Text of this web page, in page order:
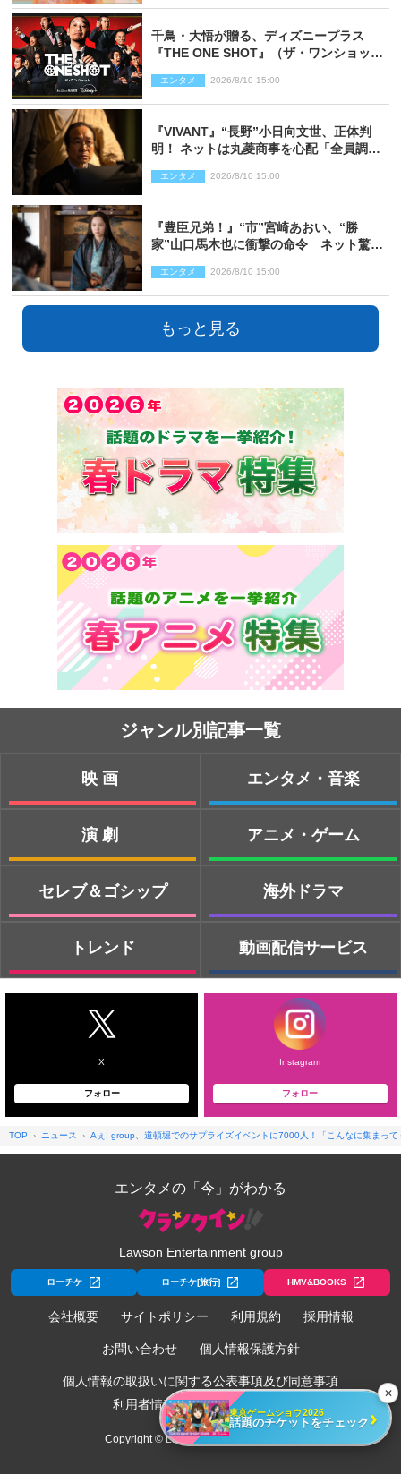
千鳥・大悟が贈る、ディズニープラス
『THE ONE SHOT』（ザ・ワンショッ
を投じる“真の笑い”を見る大会がついに
開幕
エンタメ 2026/8/10 15:00
『VIVANT』“長野”小日向文世、正体判
明！ ネットは丸菱商事を心配「全員調べ
エンタメ 2026/8/10 15:00
『豊臣兄弟！』“市”宮崎あおい、“勝
家”山口馬木也に衝撃の命令 ネット驚き
あり）
エンタメ 2026/8/10 15:00
もっと見る
ジャンル別記事一覧
映画
演劇
セレブ＆ゴシップ
トレンド
エンタメ・音楽
アニメ・ゲーム
海外ドラマ
動画配信サービス
X
フォロー
Instagram
フォロー
TOP ニュース Aぇ! group、道頓堀でのサプライズイベントに7000人！「こんなに集まっ
エンタメの「今」がわかる
Lawson Entertainment group
ローチケ ローチケ[旅行] HMV&BOOKS
会社概要 サイトポリシー 利用規約 採用情報
お問い合わせ 個人情報保護方針
個人情報の取扱いに関する公表事項及び同意事項
利用者情報の外部送信について
Copyright © Lawson Entertainment, Inc.
✕
東京ゲームショウ2026
話題のチケットをチェック ›